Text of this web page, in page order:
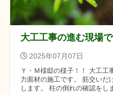
2025年07月07日
Ｙ・Ｍ様邸の様子！！ 大工工
力面材の施工です。 筋交いだ
します。 柱の倒れの確認を